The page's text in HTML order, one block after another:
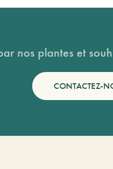
nos plantes et
CONTACTEZ-